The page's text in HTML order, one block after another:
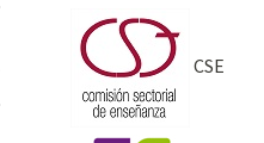
CSE